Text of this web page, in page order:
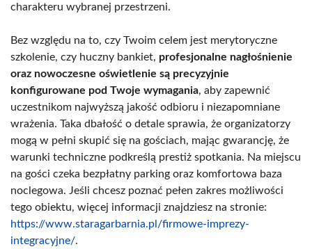
charakteru wybranej przestrzeni.
Bez względu na to, czy Twoim celem jest merytoryczne
szkolenie, czy huczny bankiet, profesjonalne nagłośnienie
oraz nowoczesne oświetlenie są precyzyjnie
konfigurowane pod Twoje wymagania, aby zapewnić
uczestnikom najwyższą jakość odbioru i niezapomniane
wrażenia. Taka dbałość o detale sprawia, że organizatorzy
mogą w pełni skupić się na gościach, mając gwarancję, że
warunki techniczne podkreślą prestiż spotkania. Na miejscu
na gości czeka bezpłatny parking oraz komfortowa baza
noclegowa. Jeśli chcesz poznać pełen zakres możliwości
tego obiektu, więcej informacji znajdziesz na stronie:
https://www.staragarbarnia.pl/firmowe-imprezy-
integracyjne/.